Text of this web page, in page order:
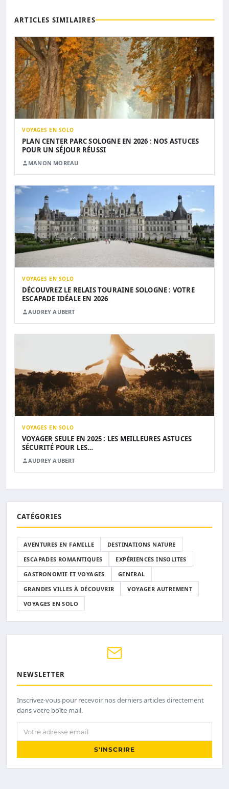
ARTICLES SIMILAIRES
VOYAGES EN SOLO
PLAN CENTER PARC SOLOGNE EN 2026 : NOS ASTUCES
POUR UN SÉJOUR RÉUSSI
MANON MOREAU
VOYAGES EN SOLO
DÉCOUVREZ LE RELAIS TOURAINE SOLOGNE : VOTRE
ESCAPADE IDÉALE EN 2026
AUDREY AUBERT
VOYAGES EN SOLO
VOYAGER SEULE EN 2025 : LES MEILLEURES ASTUCES
SÉCURITÉ POUR LES…
AUDREY AUBERT
CATÉGORIES
AVENTURES EN FAMILLE
DESTINATIONS NATURE
ESCAPADES ROMANTIQUES
EXPÉRIENCES INSOLITES
GASTRONOMIE ET VOYAGES
GENERAL
GRANDES VILLES À DÉCOUVRIR
VOYAGER AUTREMENT
VOYAGES EN SOLO
NEWSLETTER
Inscrivez-vous pour recevoir nos derniers articles directement
dans votre boîte mail.
Votre adresse email
S'INSCRIRE